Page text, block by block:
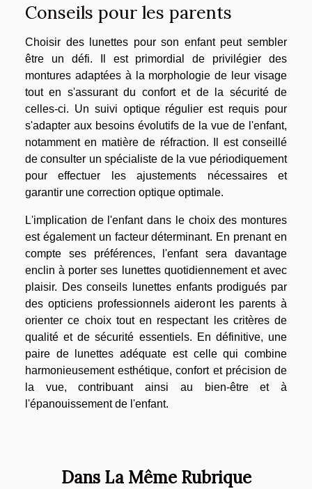
Conseils pour les parents
Choisir des lunettes pour son enfant peut sembler
être un défi. Il est primordial de privilégier des
montures adaptées à la morphologie de leur visage
tout en s'assurant du confort et de la sécurité de
celles-ci. Un suivi optique régulier est requis pour
s'adapter aux besoins évolutifs de la vue de l'enfant,
notamment en matière de réfraction. Il est conseillé
de consulter un spécialiste de la vue périodiquement
pour effectuer les ajustements nécessaires et
garantir une correction optique optimale.
L'implication de l'enfant dans le choix des montures
est également un facteur déterminant. En prenant en
compte ses préférences, l'enfant sera davantage
enclin à porter ses lunettes quotidiennement et avec
plaisir. Des conseils lunettes enfants prodigués par
des opticiens professionnels aideront les parents à
orienter ce choix tout en respectant les critères de
qualité et de sécurité essentiels. En définitive, une
paire de lunettes adéquate est celle qui combine
harmonieusement esthétique, confort et précision de
la vue, contribuant ainsi au bien-être et à
l'épanouissement de l'enfant.
Dans La Même Rubrique